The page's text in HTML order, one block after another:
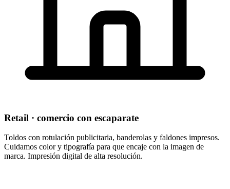
Retail · comercio con escaparate
Toldos con rotulación publicitaria, banderolas y faldones impresos.
Cuidamos color y tipografía para que encaje con la imagen de
marca. Impresión digital de alta resolución.